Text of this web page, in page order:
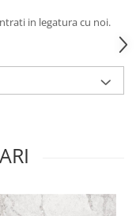
in legatura cu noi.